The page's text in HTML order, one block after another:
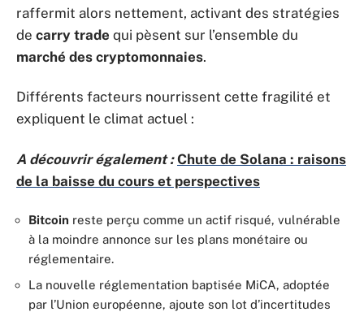
raffermit alors nettement, activant des stratégies
de carry trade qui pèsent sur l’ensemble du
marché des cryptomonnaies.
Différents facteurs nourrissent cette fragilité et
expliquent le climat actuel :
A découvrir également : Chute de Solana : raisons
de la baisse du cours et perspectives
Bitcoin reste perçu comme un actif risqué, vulnérable
à la moindre annonce sur les plans monétaire ou
réglementaire.
La nouvelle réglementation baptisée MiCA, adoptée
par l’Union européenne, ajoute son lot d’incertitudes